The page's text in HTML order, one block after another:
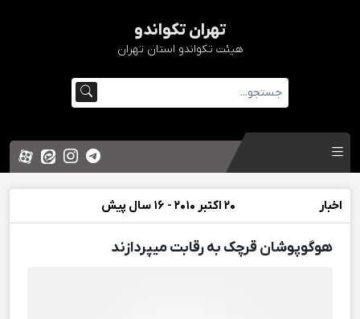
تهران تکواندو
هیئت تکواندو استان تهران
اخبار 20 اکتبر 2010 - 16 سال پیش
هوگوپوشان قرچک به رقابت میپردازند